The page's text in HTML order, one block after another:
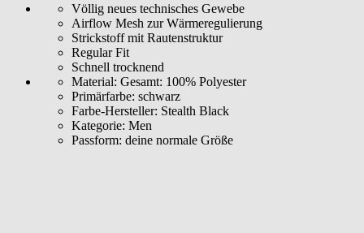
Völlig neues technisches Gewebe
Airflow Mesh zur Wärmeregulierung
Strickstoff mit Rautenstruktur
Regular Fit
Schnell trocknend
Material: Gesamt: 100% Polyester
Primärfarbe: schwarz
Farbe-Hersteller: Stealth Black
Kategorie: Men
Passform: deine normale Größe